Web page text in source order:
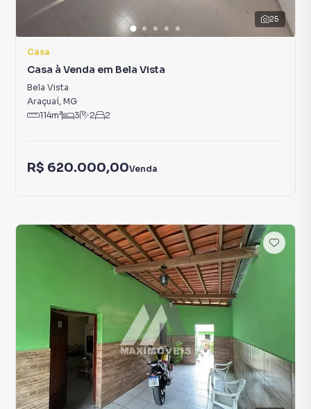
25
Casa
Casa à Venda em Bela Vista
Bela Vista
Araçuaí, MG
114m² 3 2 2
R$ 620.000,00Venda